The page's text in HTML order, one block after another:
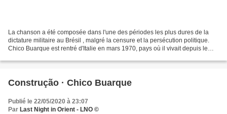
La chanson a été composée dans l'une des périodes les plus dures de la
dictature militaire au Brésil , malgré la censure et la persécution politique.
Chico Buarque est rentré d'Italie en mars 1970, pays où il vivait depuis le
Construção · Chico Buarque
Publié le 22/05/2020 à 23:07
Par Last Night in Orient - LNO ©